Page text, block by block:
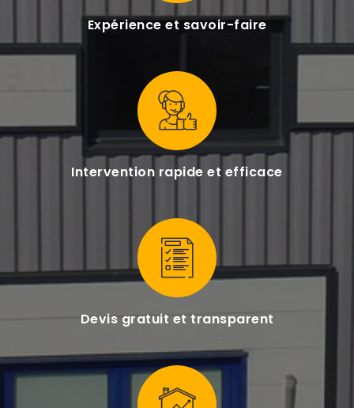
Expérience et savoir-faire
Intervention rapide et efficace
Devis gratuit et transparent